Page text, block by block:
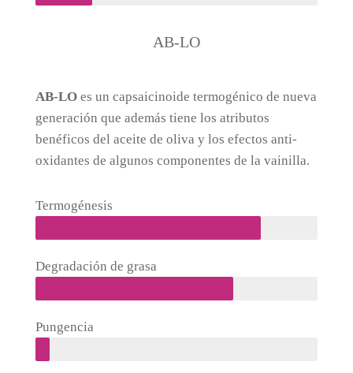
AB-LO
AB-LO es un capsaicinoide termogénico de nueva
generación que además tiene los atributos
benéficos del aceite de oliva y los efectos anti-
oxidantes de algunos componentes de la vainilla.
Termogénesis
Degradación de grasa
Pungencia